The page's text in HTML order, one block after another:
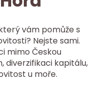
vám pomůže s
Nejste sami.
mimo Českou
diverzifikaci kapitálu,
u moře.